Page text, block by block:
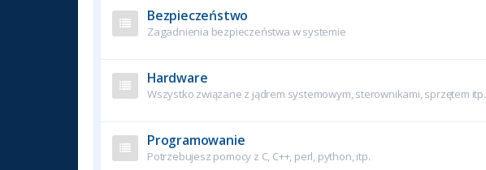
Bezpieczeństwo
Zagadnienia bezpieczeństwa w systemie
Hardware
Wszystko związane z jądrem systemowym, sterownikami, sprzętem itp.
Programowanie
Potrzebujesz pomocy z C, C++, perl, python, itp.